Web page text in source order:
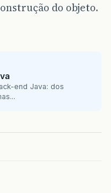
do objeto.
end Java: dos